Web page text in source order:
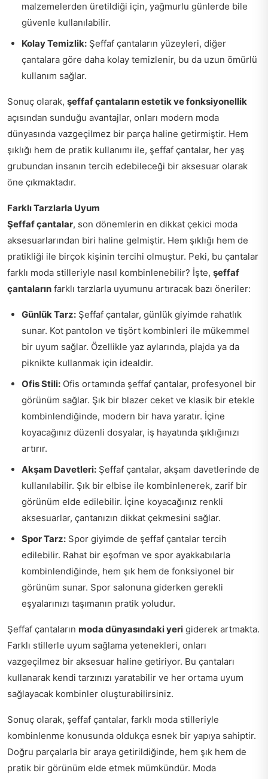
malzemelerden üretildiği için, yağmurlu günlerde bile
güvenle kullanılabilir.
Kolay Temizlik: Şeffaf çantaların yüzeyleri, diğer
çantalara göre daha kolay temizlenir, bu da uzun ömürlü
kullanım sağlar.
Sonuç olarak, şeffaf çantaların estetik ve fonksiyonellik
açısından sunduğu avantajlar, onları modern moda
dünyasında vazgeçilmez bir parça haline getirmiştir. Hem
şıklığı hem de pratik kullanımı ile, şeffaf çantalar, her yaş
grubundan insanın tercih edebileceği bir aksesuar olarak
öne çıkmaktadır.
Farklı Tarzlarla Uyum
Şeffaf çantalar, son dönemlerin en dikkat çekici moda
aksesuarlarından biri haline gelmiştir. Hem şıklığı hem de
pratikliği ile birçok kişinin tercihi olmuştur. Peki, bu çantalar
farklı moda stilleriyle nasıl kombinlenebilir? İşte, şeffaf
çantaların farklı tarzlarla uyumunu artıracak bazı öneriler:
Günlük Tarz: Şeffaf çantalar, günlük giyimde rahatlık
sunar. Kot pantolon ve tişört kombinleri ile mükemmel
bir uyum sağlar. Özellikle yaz aylarında, plajda ya da
piknikte kullanmak için idealdir.
Ofis Stili: Ofis ortamında şeffaf çantalar, profesyonel bir
görünüm sağlar. Şık bir blazer ceket ve klasik bir etekle
kombinlendiğinde, modern bir hava yaratır. İçine
koyacağınız düzenli dosyalar, iş hayatında şıklığınızı
artırır.
Akşam Davetleri: Şeffaf çantalar, akşam davetlerinde de
kullanılabilir. Şık bir elbise ile kombinlenerek, zarif bir
görünüm elde edilebilir. İçine koyacağınız renkli
aksesuarlar, çantanızın dikkat çekmesini sağlar.
Spor Tarz: Spor giyimde de şeffaf çantalar tercih
edilebilir. Rahat bir eşofman ve spor ayakkabılarla
kombinlendiğinde, hem şık hem de fonksiyonel bir
görünüm sunar. Spor salonuna giderken gerekli
eşyalarınızı taşımanın pratik yoludur.
Şeffaf çantaların moda dünyasındaki yeri giderek artmakta.
Farklı stillerle uyum sağlama yetenekleri, onları
vazgeçilmez bir aksesuar haline getiriyor. Bu çantaları
kullanarak kendi tarzınızı yaratabilir ve her ortama uyum
sağlayacak kombinler oluşturabilirsiniz.
Sonuç olarak, şeffaf çantalar, farklı moda stilleriyle
kombinlenme konusunda oldukça esnek bir yapıya sahiptir.
Doğru parçalarla bir araya getirildiğinde, hem şık hem de
pratik bir görünüm elde etmek mümkündür. Moda